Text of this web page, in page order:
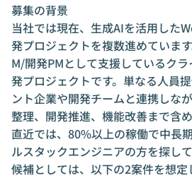
募集の背景
当社では現在、生成AIを活用した
発プロジェクトを複数進めていま
M/開発PMとして支援しているク
発プロジェクトです。単なる人員
ント企業や開発チームと連携しな
整理、開発推進、機能改善まで含
直近では、80%以上の稼働で中長
ルスタックエンジニアの方を探し
候補としては、以下の2案件を想定